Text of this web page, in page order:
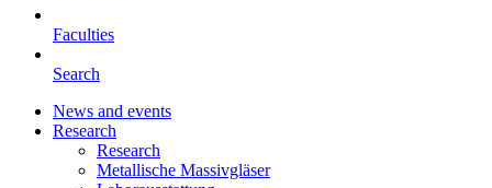
Faculties
Search
News and events
Research
Research
Metallische Massivgläser